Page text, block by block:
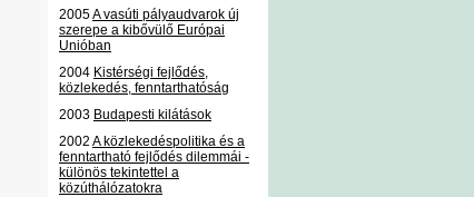
2005A vasúti pályaudvarok új
szerepe a kibővülő Európai
Unióban
2004 Kistérségi fejlődés,
közlekedés, fenntarthatóság
2003 Budapesti kilátások
2002 A közlekedéspolitika és a
fenntartható fejlődés dilemmái -
különös tekintettel a
közúthálózatokra